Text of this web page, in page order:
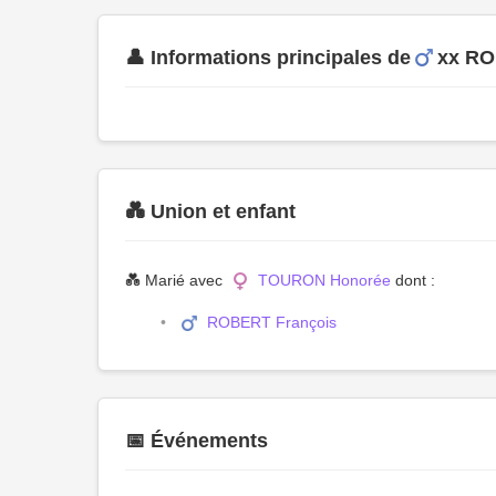
👤 Informations principales de xx
💑 Union et enfant
💑 Marié avec TOURON Honorée dont :
ROBERT François
📅 Événements